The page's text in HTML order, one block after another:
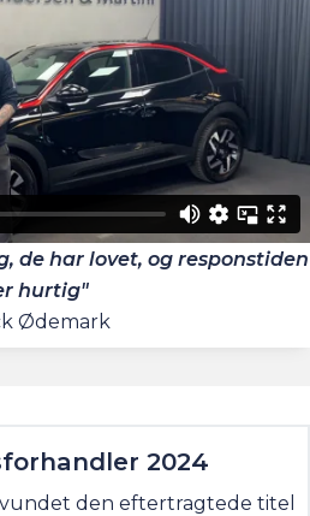
de har lovet, og responstiden
hurtig"
Ødemark
2024
den eftertragtede titel